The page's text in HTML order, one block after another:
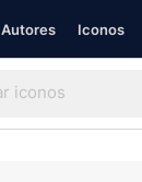
Autores Iconos